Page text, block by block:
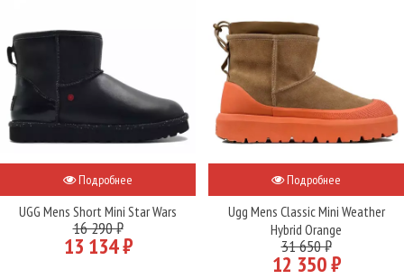
Подробнее
UGG Mens Short Mini Star Wars
16 290 ₽
13 134 ₽
Подробнее
Ugg Mens Classic Mini Weather
Hybrid Orange
31 650 ₽
12 350 ₽